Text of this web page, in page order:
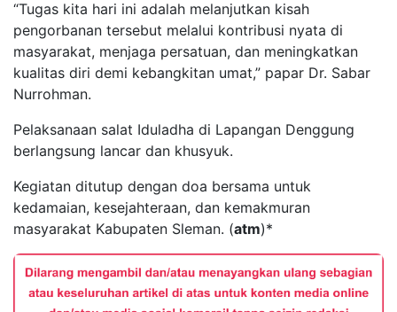
“Tugas kita hari ini adalah melanjutkan kisah
pengorbanan tersebut melalui kontribusi nyata di
masyarakat, menjaga persatuan, dan meningkatkan
kualitas diri demi kebangkitan umat,” papar Dr. Sabar
Nurrohman.
Pelaksanaan salat Iduladha di Lapangan Denggung
berlangsung lancar dan khusyuk.
Kegiatan ditutup dengan doa bersama untuk
kedamaian, kesejahteraan, dan kemakmuran
masyarakat Kabupaten Sleman. (atm)*